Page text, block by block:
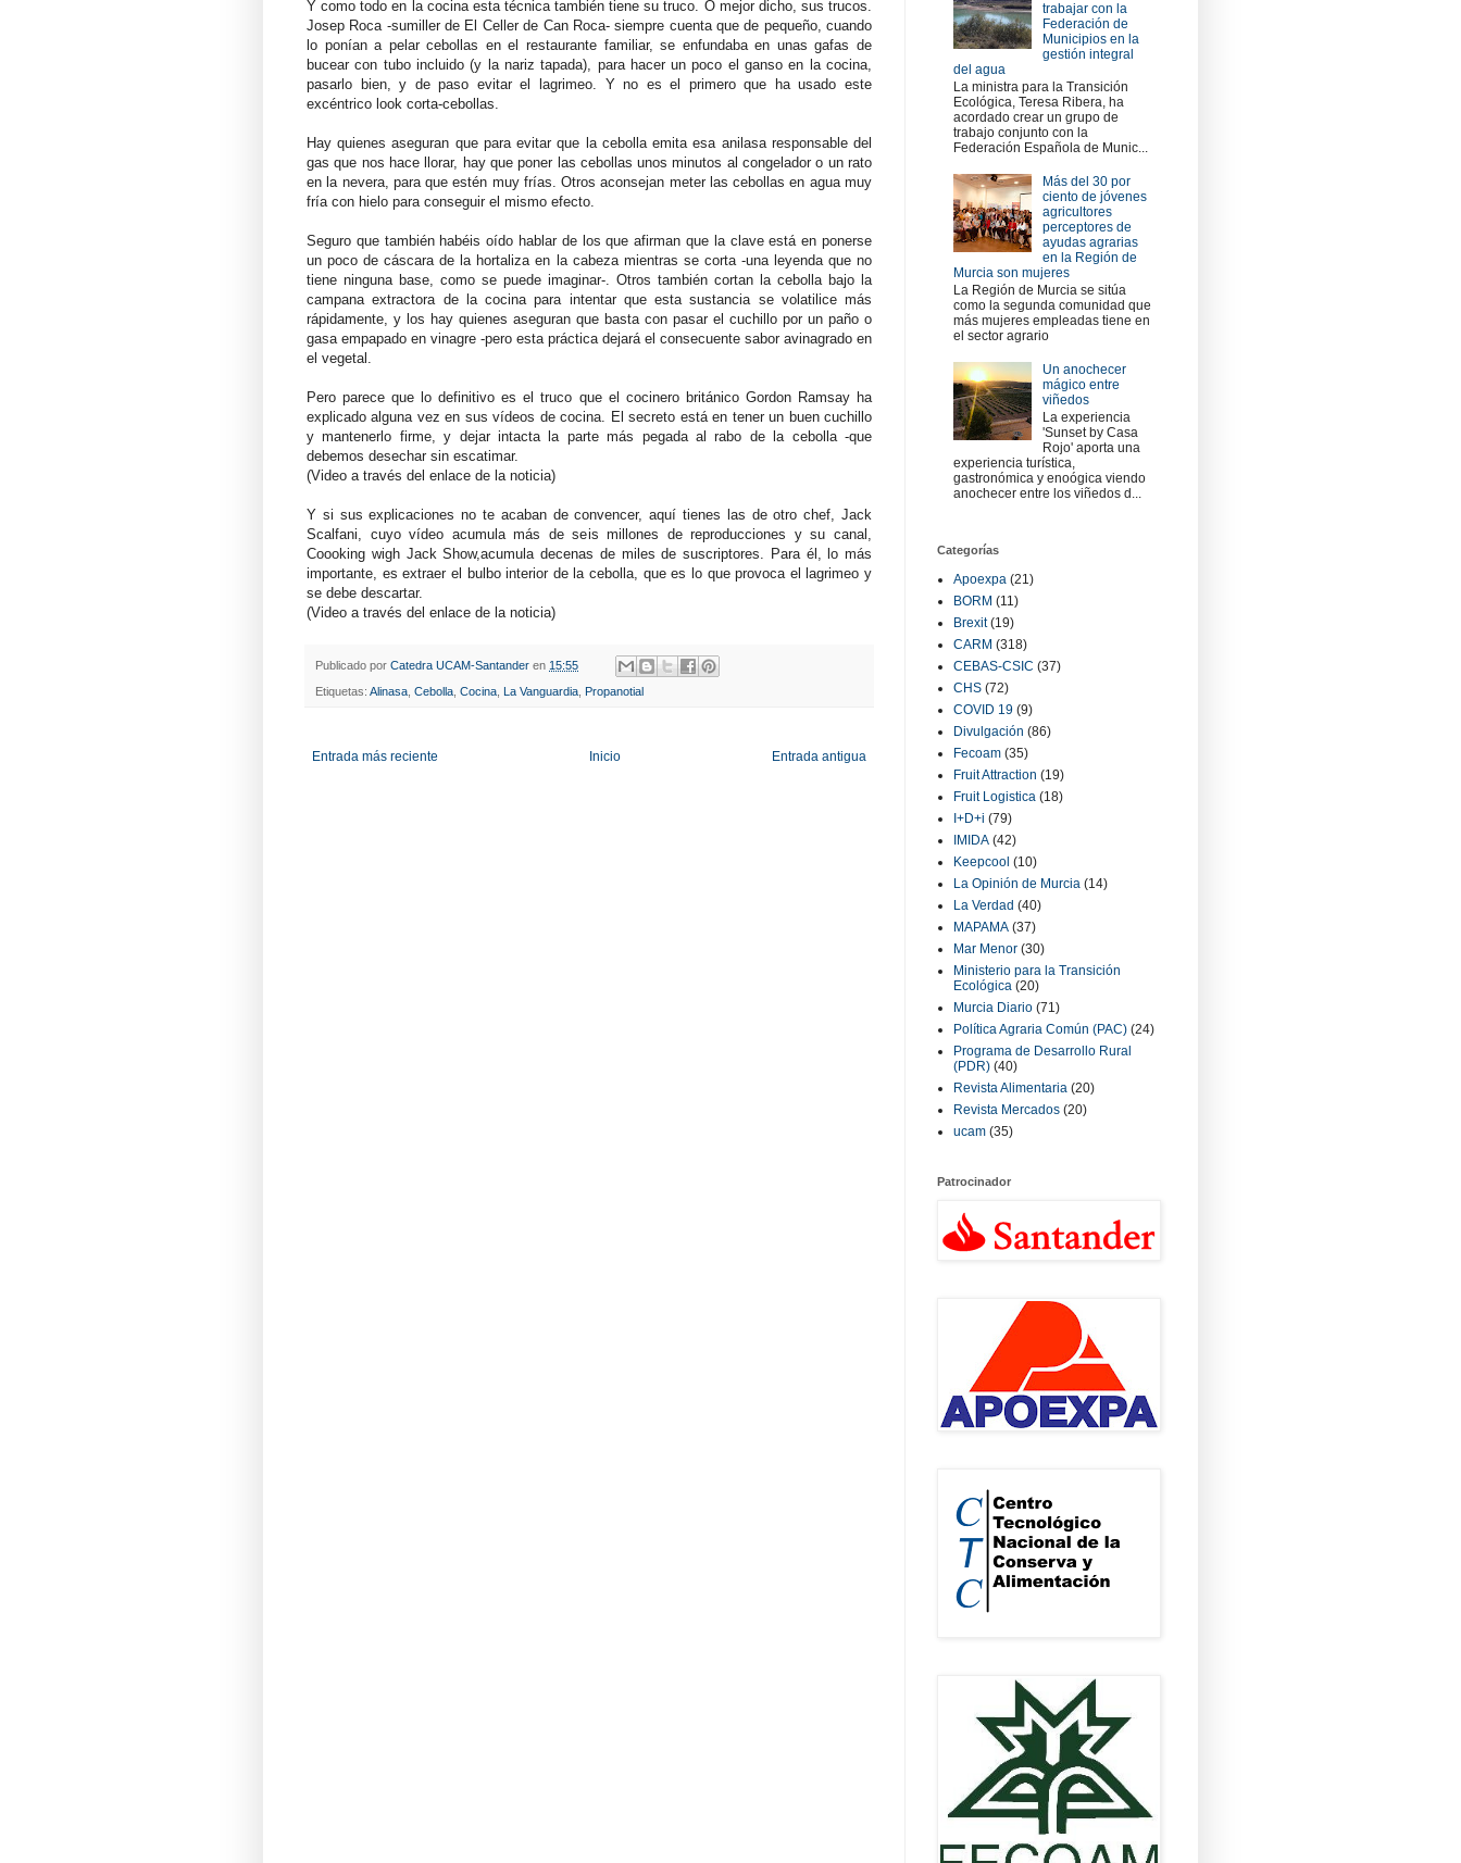
Y como todo en la cocina esta técnica también tiene su truco. O mejor dicho, sus trucos.
Josep Roca -sumiller de El Celler de Can Roca- siempre cuenta que de pequeño, cuando
lo ponían a pelar cebollas en el restaurante familiar, se enfundaba en unas gafas de
bucear con tubo incluido (y la nariz tapada), para hacer un poco el ganso en la cocina,
pasarlo bien, y de paso evitar el lagrimeo. Y no es el primero que ha usado este
excéntrico look corta-cebollas.
Hay quienes aseguran que para evitar que la cebolla emita esa anilasa responsable del
gas que nos hace llorar, hay que poner las cebollas unos minutos al congelador o un rato
en la nevera, para que estén muy frías. Otros aconsejan meter las cebollas en agua muy
fría con hielo para conseguir el mismo efecto.
Seguro que también habéis oído hablar de los que afirman que la clave está en ponerse
un poco de cáscara de la hortaliza en la cabeza mientras se corta -una leyenda que no
tiene ninguna base, como se puede imaginar-. Otros también cortan la cebolla bajo la
campana extractora de la cocina para intentar que esta sustancia se volatilice más
rápidamente, y los hay quienes aseguran que basta con pasar el cuchillo por un paño o
gasa empapado en vinagre -pero esta práctica dejará el consecuente sabor avinagrado en
el vegetal.
Pero parece que lo definitivo es el truco que el cocinero británico Gordon Ramsay ha
explicado alguna vez en sus vídeos de cocina. El secreto está en tener un buen cuchillo
y mantenerlo firme, y dejar intacta la parte más pegada al rabo de la cebolla -que
debemos desechar sin escatimar.
(Video a través del enlace de la noticia)
Y si sus explicaciones no te acaban de convencer, aquí tienes las de otro chef, Jack
Scalfani, cuyo vídeo acumula más de seis millones de reproducciones y su canal,
Coooking wigh Jack Show,acumula decenas de miles de suscriptores. Para él, lo más
importante, es extraer el bulbo interior de la cebolla, que es lo que provoca el lagrimeo y
se debe descartar.
(Video a través del enlace de la noticia)
Publicado por Catedra UCAM-Santander en 15:55
Etiquetas: Alinasa Cebolla Cocina La Vanguardia Propanotial
Entrada más reciente Entrada antigua
Inicio
trabajar con la
Federación de
Municipios en la
gestión integral
del agua
La ministra para la Transición
Ecológica, Teresa Ribera, ha
acordado crear un grupo de
trabajo conjunto con la
Federación Española de Munic...
Más del 30 por
ciento de jóvenes
agricultores
perceptores de
ayudas agrarias
en la Región de
Murcia son mujeres
La Región de Murcia se sitúa
como la segunda comunidad que
más mujeres empleadas tiene en
el sector agrario
Un anochecer
mágico entre
viñedos
La experiencia
'Sunset by Casa
Rojo' aporta una
experiencia turística,
gastronómica y enoógica viendo
anochecer entre los viñedos d...
Categorías
Apoexpa (21)
BORM (11)
Brexit (19)
CARM (318)
CEBAS-CSIC (37)
CHS (72)
COVID 19 (9)
Divulgación (86)
Fecoam (35)
Fruit Attraction (19)
Fruit Logistica (18)
I+D+i (79)
IMIDA (42)
Keepcool (10)
La Opinión de Murcia (14)
La Verdad (40)
MAPAMA (37)
Mar Menor (30)
Ministerio para la Transición
Ecológica (20)
Murcia Diario (71)
Política Agraria Común (PAC) (24)
Programa de Desarrollo Rural
(PDR) (40)
Revista Alimentaria (20)
Revista Mercados (20)
ucam (35)
Patrocinador